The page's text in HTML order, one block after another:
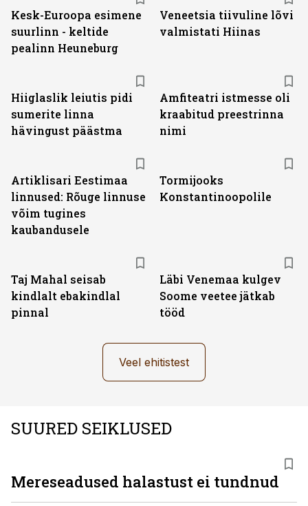
Kesk-Euroopa esimene
suurlinn - keltide
pealinn Heuneburg
Veneetsia tiivuline lõvi
valmistati Hiinas
Hiiglaslik leiutis pidi
sumerite linna
hävingust päästma
Amfiteatri istmesse oli
kraabitud preestrinna
nimi
Artiklisari Eestimaa
linnused: Rõuge linnuse
võim tugines
kaubandusele
Tormijooks
Konstantinoopolile
Taj Mahal seisab
kindlalt ebakindlal
pinnal
Läbi Venemaa kulgev
Soome veetee jätkab
tööd
Veel ehitistest
SUURED SEIKLUSED
Mereseadused halastust ei tundnud